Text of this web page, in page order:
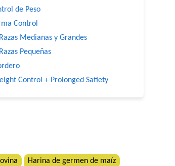
de Peso
Control
Medianas y Grandes
Pequeñas
Control + Prolonged Satiety
Harina de germen de maíz